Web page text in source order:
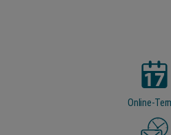
Online-